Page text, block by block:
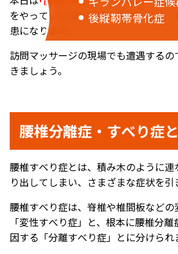
後縦靭帯骨化症
をやっている世代に多い疾患ですが、
患になります。
訪問マッサージの現場でも遭遇する
きましょう。
腰椎分離症・すべり症
腰椎すべり症とは、積み木のように
り出してしまい、さまざまな症状を引
腰椎すべり症は、脊椎や椎間板など
「変性すべり症」と、根本に腰椎分
因する「分離すべり症」とに分けられ